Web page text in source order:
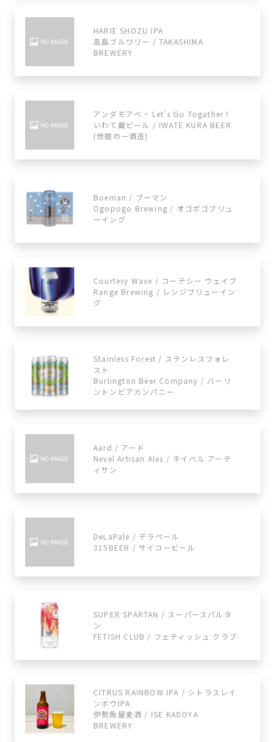
HARIE SHOZU IPA
高島ブルワリー / TAKASHIMA
BREWERY
アンダモアベ ~ Let’s Go Togather！
いわて蔵ビール / IWATE KURA BEER
(世嬉の一酒造)
Boeman / ブーマン
Ogopogo Brewing / オゴポゴブリュ
ーイング
Courtesy Wave / コーテシー ウェイブ
Range Brewing / レンジブリューイン
グ
Stainless Forest / ステンレスフォレ
スト
Burlington Beer Company / バーリ
ントンビアカンパニー
Aard / アード
Nevel Artisan Ales / ネイベル アーテ
ィサン
DeLaPale / デラペール
315BEER / サイコービール
SUPER SPARTAN / スーパースパルタ
ン
FETISH CLUB / フェティッシュ クラブ
CITRUS RAINBOW IPA / シトラスレイ
ンボウIPA
伊勢角屋麦酒 / ISE KADOYA
BREWERY